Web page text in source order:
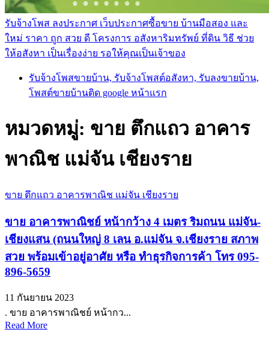
รับจ้างโพส ลงประกาศ เว็บประกาศซื้อขาย บ้านมือสอง และ
ใหม่ ราคา ถูก สวย ดี โครงการ อสังหาริมทรัพย์ ที่ดิน วิธี ช่วย
ให้อสังหา เป็นเรื่องง่าย รอให้คุณเป็นเจ้าของ
รับจ้างโพสขายบ้าน, รับจ้างโพสต์อสังหา, รับลงขายบ้าน,
โพสต์ขายบ้านติด google หน้าแรก
หมวดหมู่: ขาย ตึกแถว อาคาร
พาณิช แม่จัน เชียงราย
ขาย ตึกแถว อาคารพาณิช แม่จัน เชียงราย
ขาย อาคารพาณิชย์ หน้ากว้าง 4 เมตร ริมถนน แม่จัน-
เชียงแสน (ถนนใหญ่ 8 เลน อ.แม่จัน จ.เชียงราย สภาพ
สวย พร้อมเข้าอยู่อาศัย หรือ ทำธุรกิจการค้า โทร 095-
896-5659
11 กันยายน 2023
. ขาย อาคารพาณิชย์ หน้ากว...
Read More